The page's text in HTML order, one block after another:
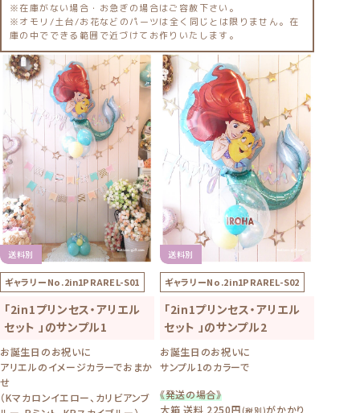
※在庫がない場合・お急ぎの場合はご容赦下さい。
※オモリ/土台/お花などのパーツは全く同じとは限りません。在
庫の中でできる範囲で近づけてお作りいたします。
送料別
ギャラリーNo.2in1PRAREL-S01
「2in1プリンセス・アリエル
セット 」のサンプル1
お誕生日のお祝いに
アリエルのイメージカラーでおまか
せ
（Kマカロンイエロー、カリビアンブ
送料別
ギャラリーNo.2in1PRAREL-S02
「2in1プリンセス・アリエル
セット 」のサンプル2
お誕生日のお祝いに
サンプル1のカラーで
《発送の場合》
大箱 送料 2250円 (税別)がかかり